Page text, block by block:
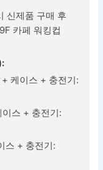
신제품 구매 후
카페 워킹컵
케이스 + 충전기:
스 + 충전기:
스 + 충전기: